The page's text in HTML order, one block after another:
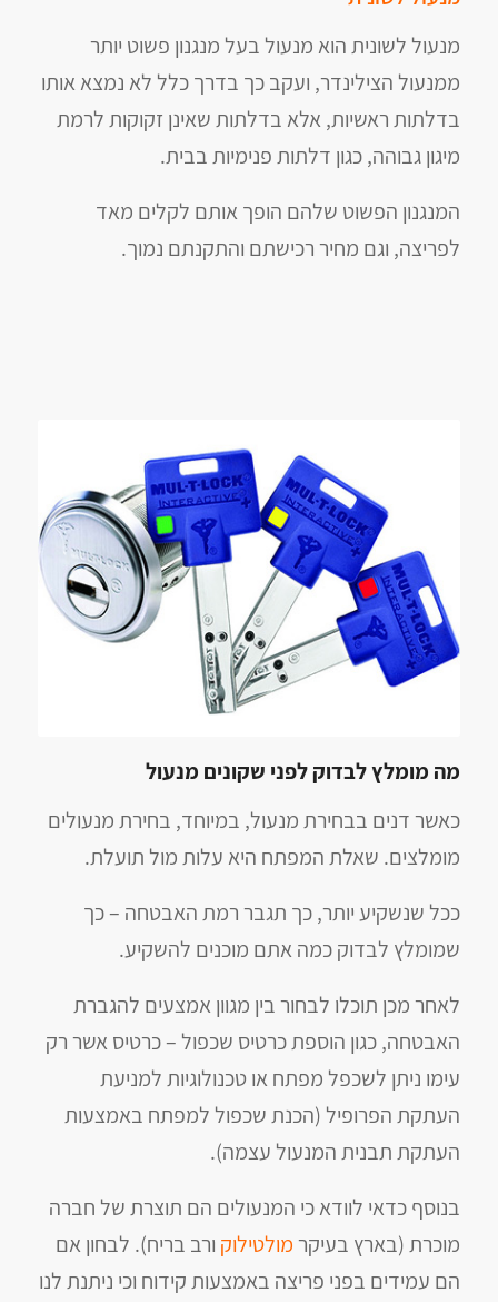
מנעול לשונית הוא מנעול בעל מנגנון פשוט יותר
ממנעול הצילינדר, ועקב כך בדרך כלל לא נמצא אותו
בדלתות ראשיות, אלא בדלתות שאינן זקוקות לרמת
מיגון גבוהה, כגון דלתות פנימיות בבית.
המנגנון הפשוט שלהם הופך אותם לקלים מאד
לפריצה, וגם מחיר רכישתם והתקנתם נמוך.
מה מומלץ לבדוק לפני שקונים מנעול
כאשר דנים בבחירת מנעול, במיוחד, בחירת מנעולים
מומלצים. שאלת המפתח היא עלות מול תועלת.
ככל שנשקיע יותר, כך תגבר רמת האבטחה – כך
שמומלץ לבדוק כמה אתם מוכנים להשקיע.
לאחר מכן תוכלו לבחור בין מגוון אמצעים להגברת
האבטחה, כגון הוספת כרטיס שכפול – כרטיס אשר רק
עימו ניתן לשכפל מפתח או טכנולוגיות למניעת
העתקת הפרופיל (הכנת שכפול למפתח באמצעות
העתקת תבנית המנעול עצמה).
בנוסף כדאי לוודא כי המנעולים הם תוצרת של חברה
מוכרת (בארץ בעיקרמולטילוק ורב בריח). לבחון אם
הם עמידים בפני פריצה באמצעות קידוח וכי ניתנת לנו